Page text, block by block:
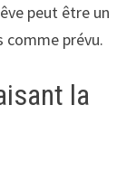
peut être un
comme prévu.
la